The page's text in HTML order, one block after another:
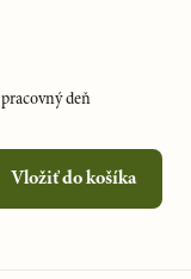
deň
Vložiť do košíka